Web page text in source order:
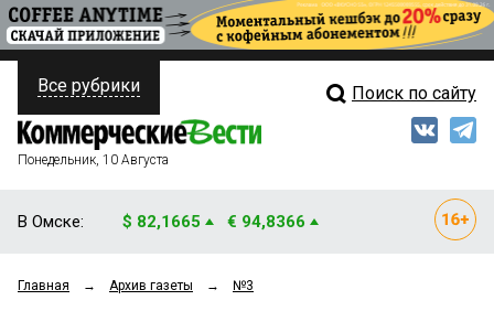
ПОЛИТИКА
ФИНАНСЫ
ОБЩЕСТВО
Свежий выпуск
Все рубрики Поиск по сайту
Понедельник, 10 Августа
В Омске: $ 82,1665 € 94,8366
Главная → Архив газеты → №3